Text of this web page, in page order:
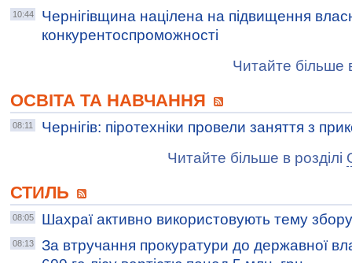
10:44
Чернігівщина націлена на підвищення
конкурентоспроможності
Читайте більше
ОСВІТА ТА НАВЧАННЯ
08:11
Чернігів: піротехніки провели заняття з
Читайте більше в розділі
СТИЛЬ
08:05 Шахраї активно використовують тему
08:13
За втручання прокуратури до державної